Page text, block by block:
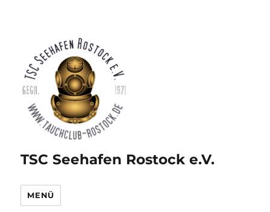
TSC Seehafen Rostock e.V.
MENÜ